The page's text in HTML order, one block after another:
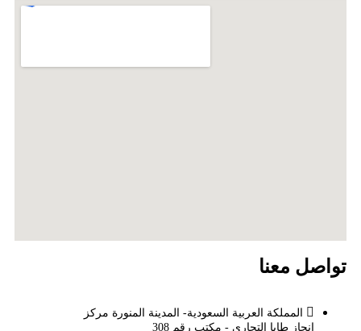
تواصل معنا
المملكة العربية السعودية- المدينة المنورة مركز
انجاز طابا التجاري - مكتب رقم 308